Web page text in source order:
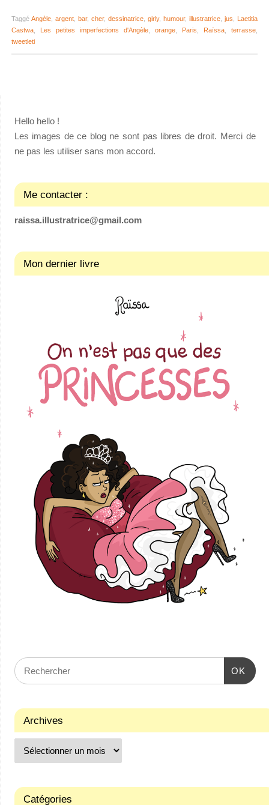
Taggé Angèle, argent, bar,cher,dessinatrice ,girly,humour,illustratrice ,jus
Laetitia
Castwa, Les petites imperfections d'Angèle ,orange Paris Raïssa ,terrasse
tweetleti
Hello hello !
Les images de ce blog ne sont pas libres de droit. Merci de
ne pas les utiliser sans mon accord.
Me contacter :
raissa.illustratrice@gmail.com
Mon dernier livre
OK
Archives
Catégories